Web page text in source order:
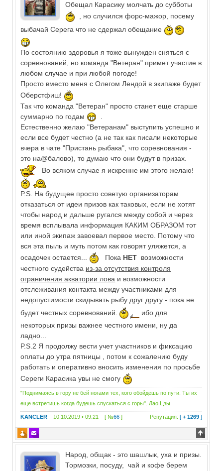
Обещал Карасику молчать до субботы
, но случился форс-мажор, посему
выбачай Серега что не сдержал обещание
По состоянию здоровья я тоже вынужден сняться с
соревнований, но команда "Ветеран" примет участие в
любом случае и при любой погоде!
Просто вместо меня с Олегом Лендой в экипаже будет
Оберстфиш!
Так что команда "Ветеран" просто станет еще старше
суммарно по годам
Естественно желаю "Ветеранам" выступить успешно и
если все будет честно (а не так как писали некоторые
вчера в чате "Пристань рыбака", что соревнования -
это на@балово), то думаю что они будут в призах.
Во всяком случае я искренне им этого желаю!
P.S. На будущее просто советую организаторам
отказаться от идеи призов как таковых, если не хотят
чтобы народ и дальше ругался между собой и через
время всплывала информация КАКИМ ОБРАЗОМ тот
или иной экипаж завоевал первое место. Потому что
вся эта пыль и муть потом как говорят уляжется, а
осадочек остается...
Пока НЕТ возможности
честного судейства из-за отсутствия контроля
ограничения акватории лова и возможности
отслеживания контакта между участниками для
недопустимости скидывать рыбу друг другу - пока не
будет честных соревнований.
ибо для
некоторых призы важнее честного имени, ну да
ладно...
P.S.2 Я продолжу вести учет участников и фиксацию
оплаты до утра пятницы , потом к сожалению буду
работать и оперативно вносить изменения по просьбе
Сереги Карасика увы не смогу
"Поднимаясь в гору не бей ногами тех, кого обойдешь по пути. Ты их
еще встретишь когда будешь спускаться с горы". Лао Цзы
KANCLER 10.10.2019 • 09:21 [ №66 ] Репутация: [+ 1269 ]
Народ, общак - это шашлык, уха и призы.
Тормозки, посуду, чай и кофе берем